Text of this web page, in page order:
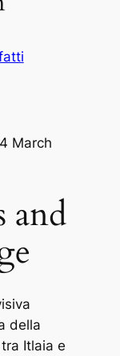
March
and
della
Itlaia e